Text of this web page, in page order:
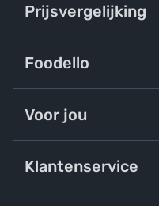
Prijsvergelijking
Foodello
Voor jou
Klantenservice